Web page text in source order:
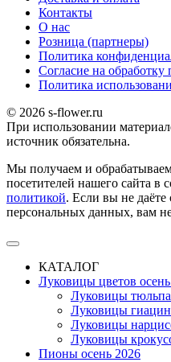
Контакты
О наc
Розница (партнеры)
Политика
Согласие на
Политика
© 2026 s-flower.ru
При использовании
источник обязательна.
Мы получаем и
посетителей нашего сайта в
политикой. Если вы не даёте
персональных данных, вам
КАТАЛОГ
Луковицы цветов
Луковицы
Луковицы
Луковицы
Луковицы
Пионы осень 2026